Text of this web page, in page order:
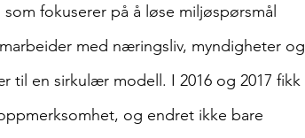
fokuserer på å løse miljøspørsmål
med næringsliv, myndigheter og
til en sirkulær modell. I 2016 og 2017 fikk
og endret ikke bare